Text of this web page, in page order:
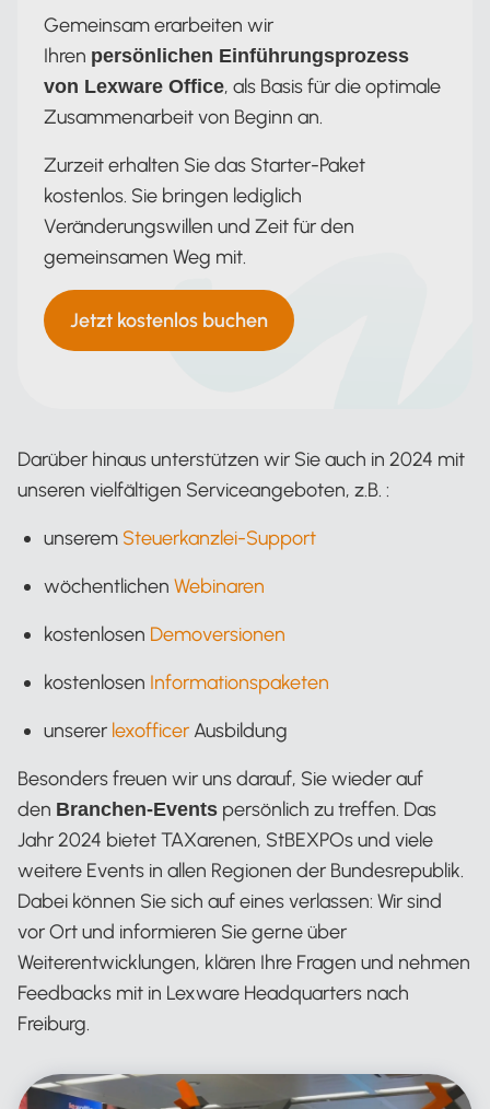
Gemeinsam erarbeiten wir
Ihren persönlichen Einführungsprozess
von Lexware Office, als Basis für die optimale
Zusammenarbeit von Beginn an.
Zurzeit erhalten Sie das Starter-Paket
kostenlos. Sie bringen lediglich
Veränderungswillen und Zeit für den
gemeinsamen Weg mit.
Jetzt kostenlos buchen
Darüber hinaus unterstützen wir Sie auch in 2024 mit
unseren vielfältigen Serviceangeboten, z.B. :
unserem Steuerkanzlei-Support
wöchentlichen Webinaren
kostenlosen Demoversionen
kostenlosen Informationspaketen
unserer lexofficer Ausbildung
Besonders freuen wir uns darauf, Sie wieder auf
den Branchen-Events persönlich zu treffen. Das
Jahr 2024 bietet TAXarenen, StBEXPOs und viele
weitere Events in allen Regionen der Bundesrepublik.
Dabei können Sie sich auf eines verlassen: Wir sind
vor Ort und informieren Sie gerne über
Weiterentwicklungen, klären Ihre Fragen und nehmen
Feedbacks mit in Lexware Headquarters nach
Freiburg.